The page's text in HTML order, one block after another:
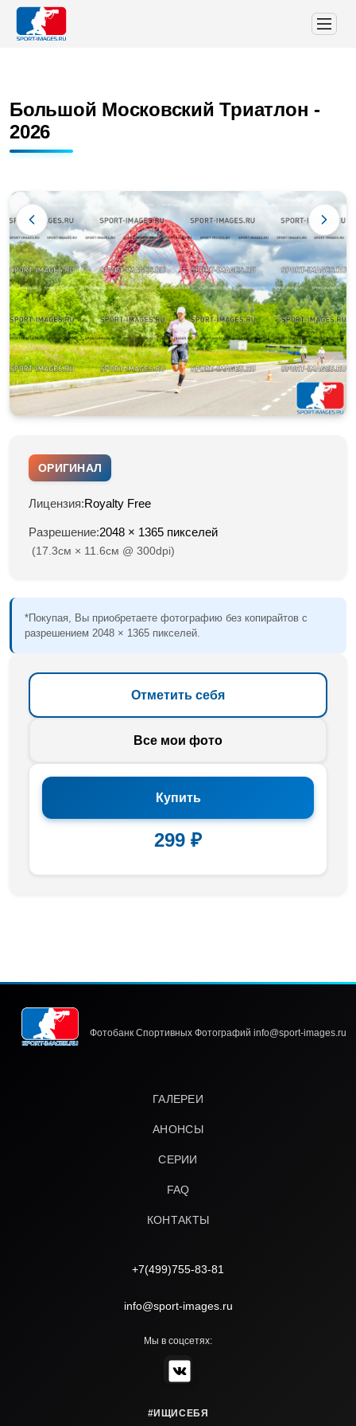
Большой Московский Триатлон -
2026
ОРИГИНАЛ
Лицензия:Royalty Free
Разрешение:2048 × 1365 пикселей
(17.3см × 11.6см @ 300dpi)
*Покупая, Вы приобретаете фотографию без копирайтов с
разрешением 2048 × 1365 пикселей.
Отметить себя
Все мои фото
Купить
299 ₽
Фотобанк Спортивных Фотографий info@sport-images.ru
ГАЛЕРЕИ
АНОНСЫ
СЕРИИ
FAQ
КОНТАКТЫ
+7(499)755-83-81
info@sport-images.ru
Мы в соцсетях:
#ИЩИСЕБЯ